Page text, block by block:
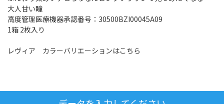
大人甘い瞳
高度管理医療機器承認番号：30500BZI00045A09
1箱 2枚入り
レヴィア カラーバリエーションはこちら